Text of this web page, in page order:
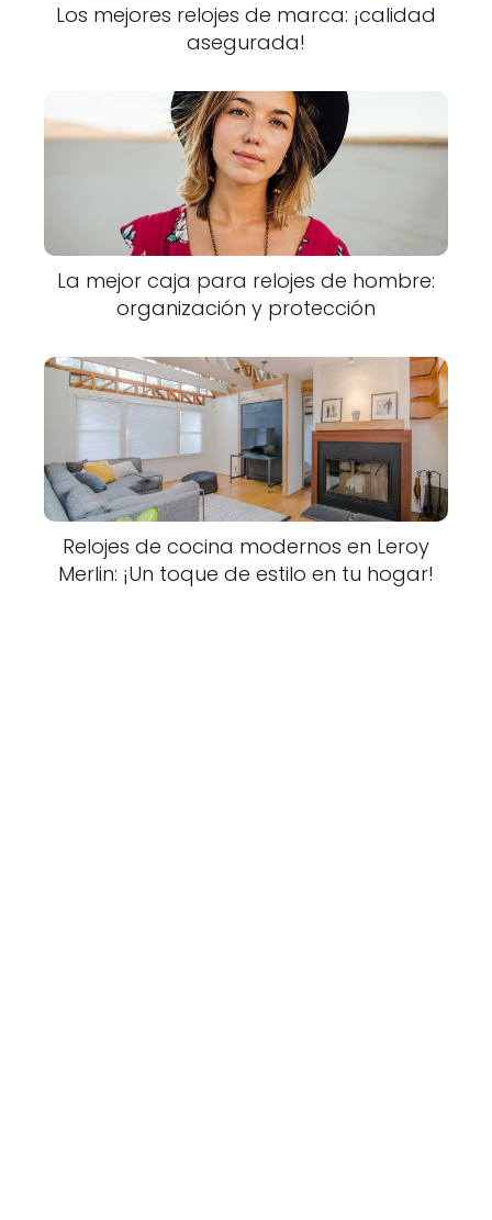
Los mejores relojes de marca: ¡calidad
asegurada!
La mejor caja para relojes de hombre:
organización y protección
Relojes de cocina modernos en Leroy
Merlin: ¡Un toque de estilo en tu hogar!